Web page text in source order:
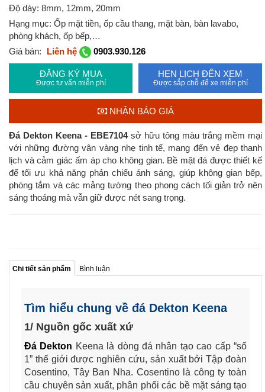
Độ dày: 8mm, 12mm, 20mm
Hạng mục: Ốp mặt tiền, ốp cầu thang, mặt bàn, bàn lavabo,
phòng khách, ốp bếp,…
Giá bán:
Liên hệ 0903.930.126
ĐĂNG KÝ MUA
Được tư vấn miễn phí
HẸN LỊCH ĐẾN XEM
Được sắp chỗ để xe miễn phí
NHẬN BÁO GIÁ
Đá Dekton Keena - EBE7104 sở hữu tông màu trắng mềm mại
với những đường vân vàng nhẹ tinh tế, mang đến vẻ đẹp thanh
lịch và cảm giác ấm áp cho không gian. Bề mặt đá được thiết kế
để tối ưu khả năng phản chiếu ánh sáng, giúp không gian bếp,
phòng tắm và các mảng tường theo phong cách tối giản trở nên
sáng thoáng mà vẫn giữ được nét sang trọng.
Chi tiết sản phẩm Bình luận
Tìm hiểu chung về đá Dekton Keena
1/ Nguồn gốc xuất xứ
Đá Dekton Keena là dòng đá nhân tạo cao cấp “số
1” thế giới được nghiên cứu, sản xuất bởi Tập đoàn
Cosentino, Tây Ban Nha. Cosentino là công ty toàn
cầu chuyên sản xuất, phân phối các bề mặt sáng tạo